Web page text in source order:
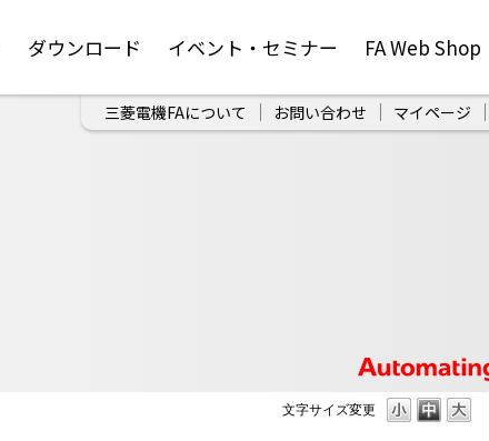
ダウンロード イベント・セミナー FA Web Shop
三菱電機FAについて お問い合わせ マイページ
文字サイズ変更